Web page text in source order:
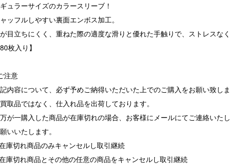
ュラーサイズのカラースリーブ！
ッフルしやすい裏面エンボス加工。
目立ちにくく、重ねた際の適度な滑りと優れた手触りで、ストレスな
80枚入り】
注意
内容について、必ず予めご納得いただいた上でのご購入をお願い致しま
買取品ではなく、仕入れ品を出荷しております。
万が一購入した商品が在庫切れの場合、お客様にメールにてご連絡い
いいたします。
庫切れ商品のみキャンセルし取引継続
庫切れ商品とその他の任意の商品をキャンセルし取引継続